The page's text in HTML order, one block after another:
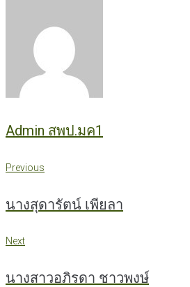
Admin สพป.มค1
แนะแนว
Previous
Previous
นางสุดารัตน์ เพียลา
Next
Next
นางสาวอภิรดา ชาวพงษ์